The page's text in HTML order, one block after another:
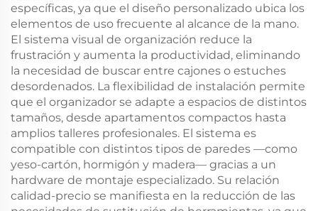
específicas, ya que el diseño personalizado ubica los
elementos de uso frecuente al alcance de la mano.
El sistema visual de organización reduce la
frustración y aumenta la productividad, eliminando
la necesidad de buscar entre cajones o estuches
desordenados. La flexibilidad de instalación permite
que el organizador se adapte a espacios de distintos
tamaños, desde apartamentos compactos hasta
amplios talleres profesionales. El sistema es
compatible con distintos tipos de paredes —como
yeso-cartón, hormigón y madera— gracias a un
hardware de montaje especializado. Su relación
calidad-precio se manifiesta en la reducción de las